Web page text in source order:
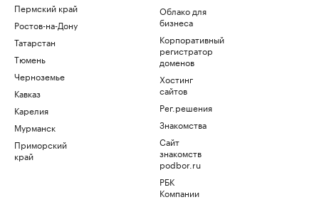
Пермский край
Ростов-на-Дону
Татарстан
Тюмень
Черноземье
Кавказ
Карелия
Мурманск
Приморский
край
Облако для
бизнеса
Корпоративный
регистратор
доменов
Хостинг
сайтов
Рег.решения
Знакомства
Сайт
знакомств
podbor.ru
РБК
Компании